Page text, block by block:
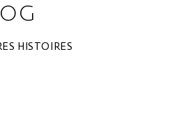
HISTOIRES